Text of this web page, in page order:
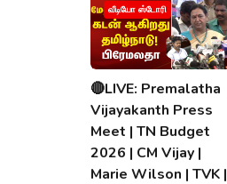
வீடியோ ஸ்டோரி
🔴LIVE: Premalatha
Vijayakanth Press
Meet | TN Budget
2026 | CM Vijay |
Marie Wilson | TVK |